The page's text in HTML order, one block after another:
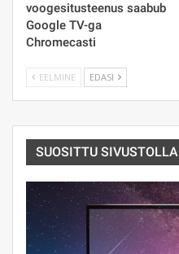
voogesitusteenus saabub
Google TV-ga
Chromecasti
EELMINE EDASI
SUOSITTU SIVUSTOLLA